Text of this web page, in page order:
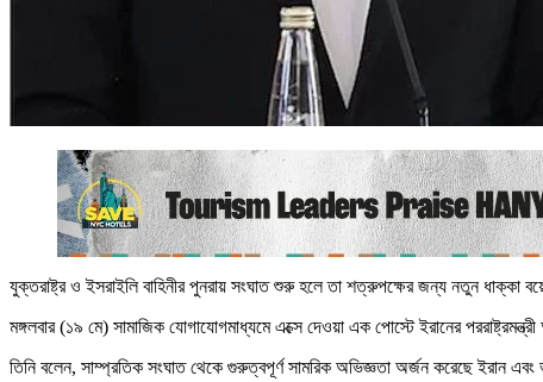
যুক্তরাষ্ট্র ও ইসরাইলি বাহিনীর পুনরায় সংঘাত শুরু হলে তা শত্রুপক্ষের জন্য নতুন ধাক্কা
মঙ্গলবার (১৯ মে) সামাজিক যোগাযোগমাধ্যমে এক্সে দেওয়া এক পোস্টে ইরানের
তিনি বলেন, সাম্প্রতিক সংঘাত থেকে গুরুত্বপূর্ণ সামরিক অভিজ্ঞতা অর্জন করেছে ইরান